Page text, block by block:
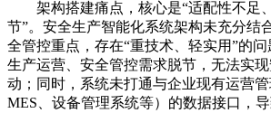
架构搭建痛点，核心是“适配性不足
节”。安全生产智能化系统架构未充分结
全管控重点，存在“重技术、轻实用”的
生产运营、安全管控需求脱节，无法实
动；同时，系统未打通与企业现有运营管
MES、设备管理系统等）的数据接口，